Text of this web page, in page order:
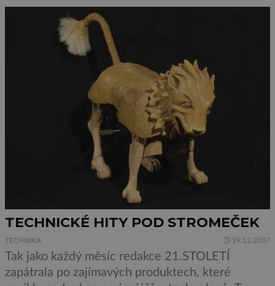
březích.Výsledky výzkumu samozřejmě nahrávají
ekologickým aktivistům, kteří vehementně varují
TECHNICKÉ HITY POD STROMEČEK
TECHNIKA 19.12.2007
Tak jako každý měsíc redakce 21.STOLETÍ
zapátrala po zajímavých produktech, které